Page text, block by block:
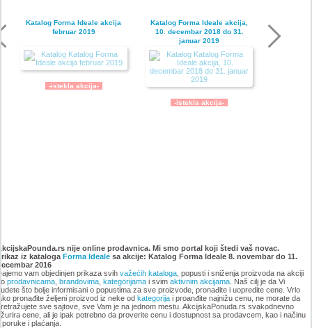
Katalog Forma Ideale akcija
februar 2019
-istekla akcija-
Katalog Forma Ideale akcija,
10. decembar 2018 do 31.
januar 2019
-istekla akcija-
namestaja, akcija 6. novembar
do 9. decembar 2018
-istekla akcija-
oktobar 2018
-istekla akcija-
nije online prodavnica. Mi smo portal koji štedi vaš novac.
iz kataloga Forma Idealesa akcije: Katalog Forma Ideale 8. novembar do 11.
2016
vam objedinjen prikaza svih važećih kataloga, popusti i sniženja proizvoda na akciji
prodavnicama, brandovima, kategorijamai svim aktivnim akcijama. Naš cilj je da Vi
što bolje informisani o popustima za sve proizvode, pronađite i uopredite cene. Vrlo
pronađite željeni proizvod iz neke od kategorijai proanđite najnižu cenu, ne morate da
sve sajtove, sve Vam je na jednom mestu. AkcijskaPonuda.rs svakodnevno
cene, ali je ipak potrebno da proverite cenu i dostupnost sa prodavcem, kao i načinu
i plaćanja.